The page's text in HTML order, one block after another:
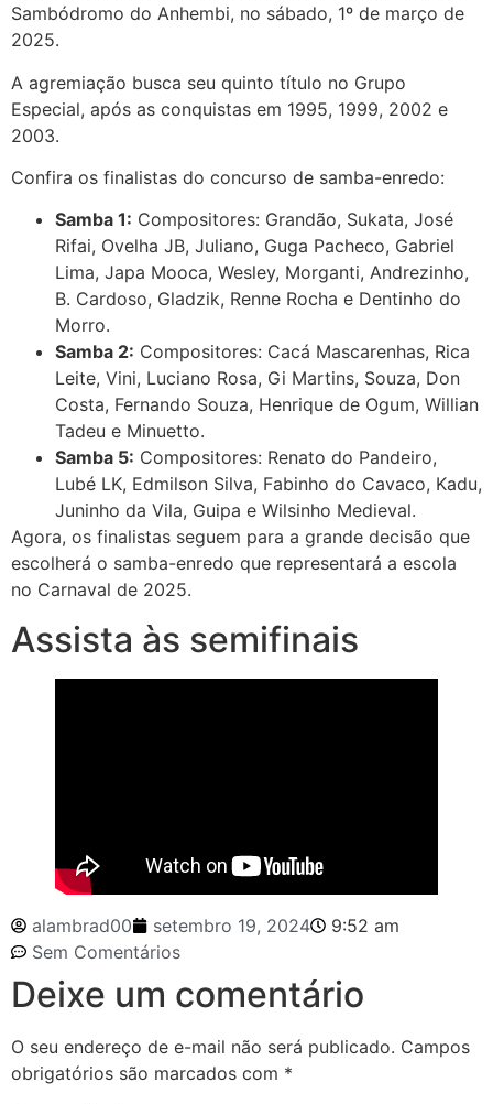
Sambódromo do Anhembi, no sábado, 1º de março de
2025.
A agremiação busca seu quinto título no Grupo
Especial, após as conquistas em 1995, 1999, 2002 e
2003.
Confira os finalistas do concurso de samba-enredo:
Samba 1: Compositores: Grandão, Sukata, José
Rifai, Ovelha JB, Juliano, Guga Pacheco, Gabriel
Lima, Japa Mooca, Wesley, Morganti, Andrezinho,
B. Cardoso, Gladzik, Renne Rocha e Dentinho do
Morro.
Samba 2: Compositores: Cacá Mascarenhas, Rica
Leite, Vini, Luciano Rosa, Gi Martins, Souza, Don
Costa, Fernando Souza, Henrique de Ogum, Willian
Tadeu e Minuetto.
Samba 5: Compositores: Renato do Pandeiro,
Lubé LK, Edmilson Silva, Fabinho do Cavaco, Kadu,
Juninho da Vila, Guipa e Wilsinho Medieval.
Agora, os finalistas seguem para a grande decisão que
escolherá o samba-enredo que representará a escola
no Carnaval de 2025.
Assista às semifinais
alambrad00 setembro 19, 2024
9:52 am
Sem Comentários
Deixe um comentário
O seu endereço de e-mail não será publicado. Campos
obrigatórios são marcados com *